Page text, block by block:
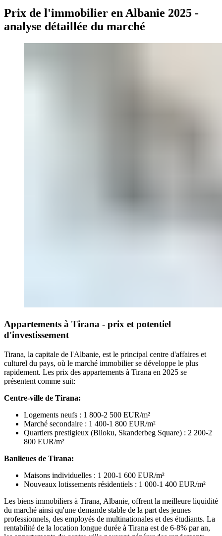
Prix de l'immobilier en Albanie 2025 -
analyse détaillée du marché
Appartements à Tirana - prix et potentiel
d'investissement
Tirana, la capitale de l'Albanie, est le principal centre d'affaires et
culturel du pays, où le marché immobilier se développe le plus
rapidement. Les prix des appartements à Tirana en 2025 se
présentent comme suit:
Centre-ville de Tirana:
Logements neufs : 1 800-2 500 EUR/m²
Marché secondaire : 1 400-1 800 EUR/m²
Quartiers prestigieux (Blloku, Skanderbeg Square) : 2 200-2
800 EUR/m²
Banlieues de Tirana:
Maisons individuelles : 1 200-1 600 EUR/m²
Nouveaux lotissements résidentiels : 1 000-1 400 EUR/m²
Les biens immobiliers à Tirana, Albanie, offrent la meilleure liquidité
du marché ainsi qu'une demande stable de la part des jeunes
professionnels, des employés de multinationales et des étudiants. La
rentabilité de la location longue durée à Tirana est de 6-8% par an,